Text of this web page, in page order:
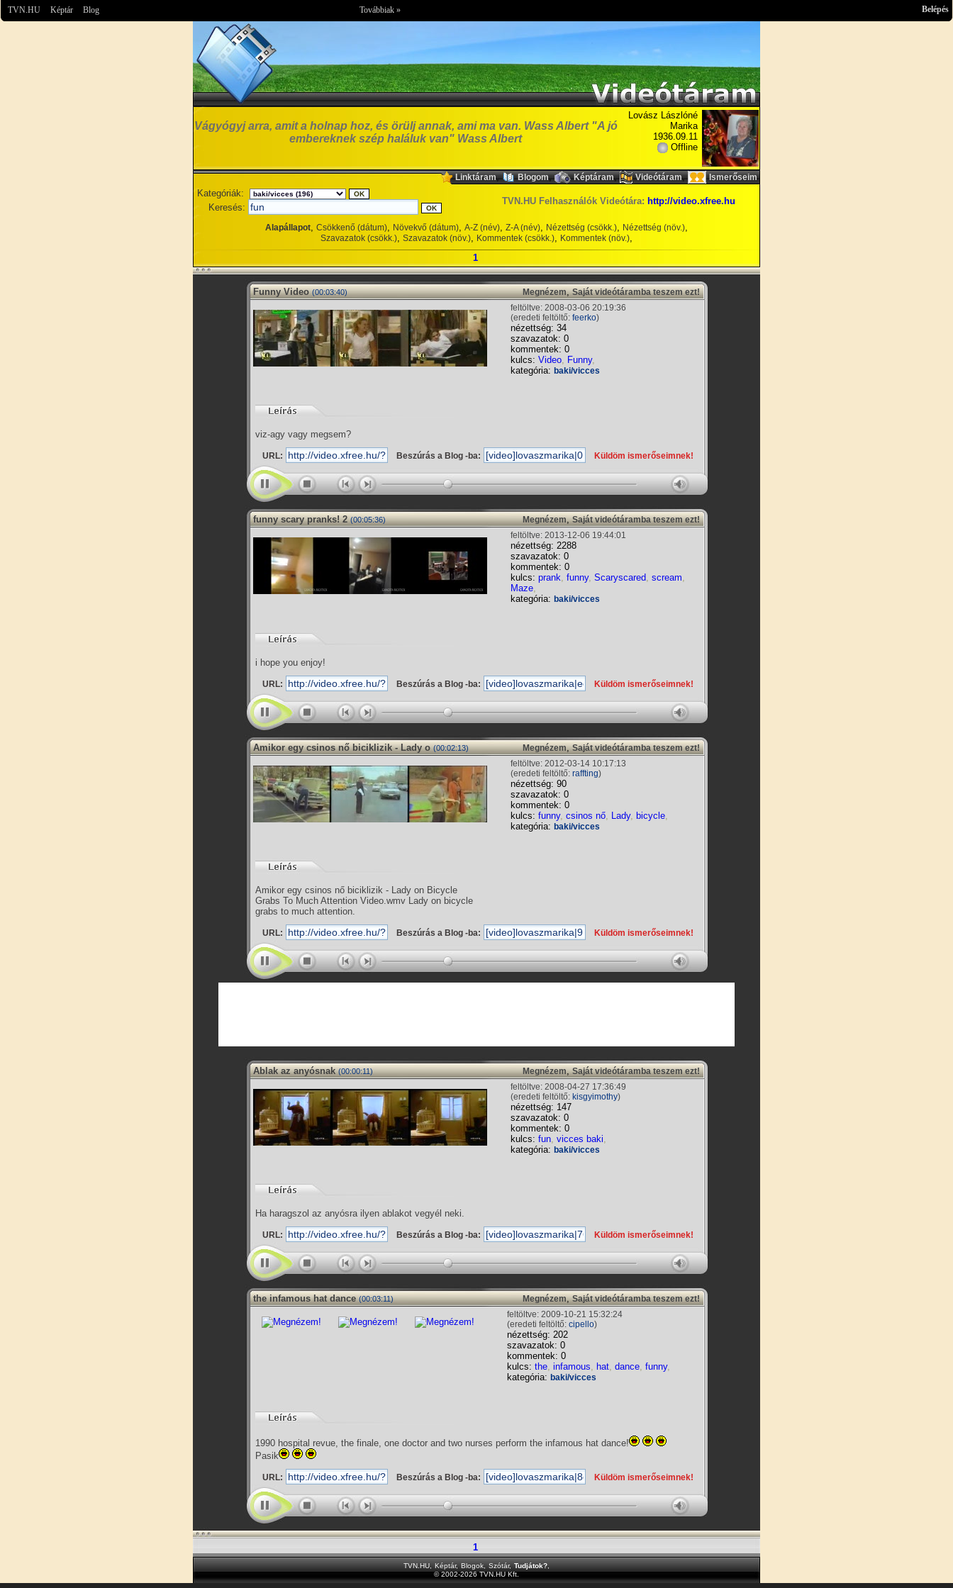
TVN.HU Képtár Blog Továbbiak » Belépés
Vágyógyj arra, amit a holnap hoz, és örülj annak, ami ma van. Wass Albert "A jó
embereknek szép haláluk van" Wass Albert
Lovász Lászlóné
Marika
1936.09.11
Offline
Linktáram, Blogom, Képtáram, Videótáram, Ismerőseim
Kategóriák:
Keresés:
TVN.HU Felhasználók Videótára: http://video.xfree.hu
Alapállapot, Csökkenő (dátum), Növekvő (dátum), A-Z (név), Z-A (név), Nézettség (csökk.), Nézettség (növ.),
Szavazatok (csökk.), Szavazatok (növ.), Kommentek (csökk.), Kommentek (növ.),
1
Funny Video (00:03:40) Megnézem,Saját videótáramba teszem ezt!
feltöltve: 2008-03-06 20:19:36
(eredeti feltöltő: feerko)
nézettség: 34
szavazatok: 0
kommentek: 0
kulcs: Video, Funny,
kategória: baki/vicces
viz-agy vagy megsem?
URL: Beszúrás a Blog -ba: Küldöm ismerőseimnek!
funny scary pranks! 2 (00:05:36) Megnézem,Saját videótáramba teszem ezt!
feltöltve: 2013-12-06 19:44:01
nézettség: 2288
szavazatok: 0
kommentek: 0
kulcs: prank, funny, Scaryscared, scream,
Maze,
kategória: baki/vicces
i hope you enjoy!
URL: Beszúrás a Blog -ba: Küldöm ismerőseimnek!
Amikor egy csinos nő biciklizik - Lady o (00:02:13) Megnézem,Saját videótáramba teszem ezt!
feltöltve: 2012-03-14 10:17:13
(eredeti feltöltő: raffting)
nézettség: 90
szavazatok: 0
kommentek: 0
kulcs: funny, csinos nő, Lady, bicycle,
kategória: baki/vicces
Amikor egy csinos nő biciklizik - Lady on Bicycle
Grabs To Much Attention Video.wmv Lady on bicycle
grabs to much attention.
URL: Beszúrás a Blog -ba: Küldöm ismerőseimnek!
Ablak az anyósnak (00:00:11) Megnézem,Saját videótáramba teszem ezt!
feltöltve: 2008-04-27 17:36:49
(eredeti feltöltő: kisgyimothy)
nézettség: 147
szavazatok: 0
kommentek: 0
kulcs: fun, vicces baki,
kategória: baki/vicces
Ha haragszol az anyósra ilyen ablakot vegyél neki.
URL: Beszúrás a Blog -ba: Küldöm ismerőseimnek!
the infamous hat dance (00:03:11) Megnézem,Saját videótáramba teszem ezt!
feltöltve: 2009-10-21 15:32:24
(eredeti feltöltő: cipello)
nézettség: 202
szavazatok: 0
kommentek: 0
kulcs: the, infamous, hat, dance, funny,
kategória: baki/vicces
1990 hospital revue, the finale, one doctor and two nurses perform the infamous hat dance!
Pasik
URL: Beszúrás a Blog -ba: Küldöm ismerőseimnek!
1
TVN.HU Képtár, Blogok Szótár, Tudjátok?
© 2002-2026 TVN.HU Kft.